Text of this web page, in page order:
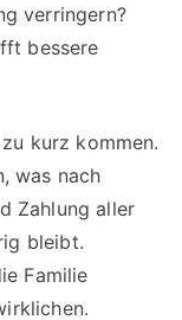
verringern?
bessere
kurz kommen.
was nach
Zahlung aller
bleibt.
Familie